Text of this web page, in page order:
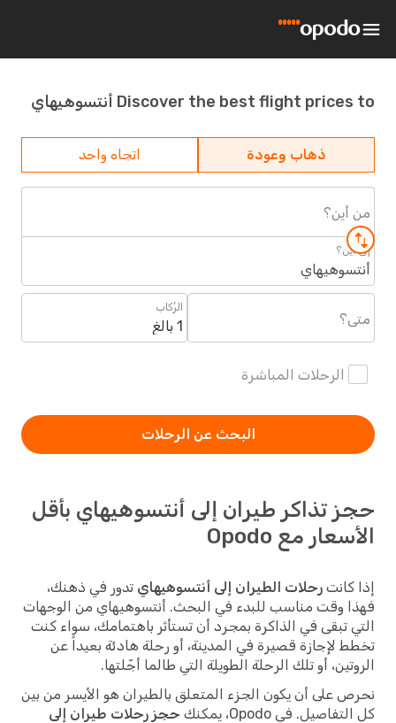
Discover the best flight prices to أنتسوهيهاي
ذهاب وعودة اتجاه واحد
من أين؟
إلى أين؟
أنتسوهيهاي
متى؟
الرُكاب
1 بالغ
الرحلات المباشرة
البحث عن الرحلات
حجز تذاكر طيران إلى أنتسوهيهاي بأقل
الأسعار مع Opodo
إذا كانت رحلات الطيران إلى أنتسوهيهاي تدور في ذهنك،
فهذا وقت مناسب للبدء في البحث. أنتسوهيهاي من الوجهات
التي تبقى في الذاكرة بمجرد أن تستأثر باهتمامك، سواء كنت
تخطط لإجازة قصيرة في المدينة، أو رحلة هادئة بعيداً عن
الروتين، أو تلك الرحلة الطويلة التي طالما أجّلتها.
نحرص على أن يكون الجزء المتعلق بالطيران هو الأيسر من بين
كل التفاصيل. في Opodo، يمكنك
حجز رحلات طيران إلى